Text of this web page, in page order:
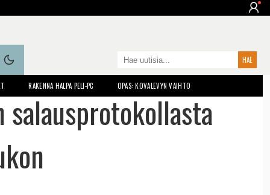
RAKENNA HALPA PELI-PC OPAS: KOVALEVYN VAIHTO